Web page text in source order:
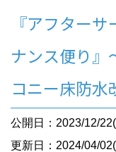
『アフター
ナンス便り』
コニー床防
公開日：2023/12/
更新日：2024/04/